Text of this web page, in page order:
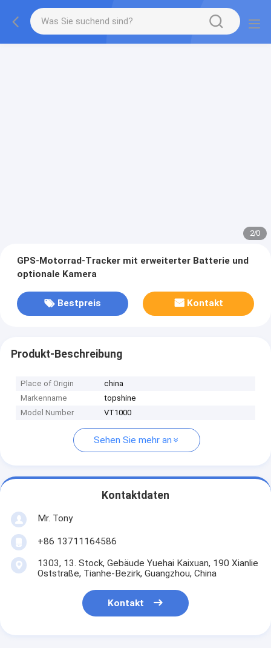
2/0
GPS-Motorrad-Tracker mit erweiterter Batterie und
optionale Kamera
Bestpreis Kontakt
Produkt-Beschreibung
Place of Origin
china
Markenname
topshine
Model Number
VT1000
Sehen Sie mehr an
Kontaktdaten
Mr. Tony
+86 13711164586
1303, 13. Stock, Gebäude Yuehai Kaixuan, 190 Xianlie
Oststraße, Tianhe-Bezirk, Guangzhou, China
Kontakt